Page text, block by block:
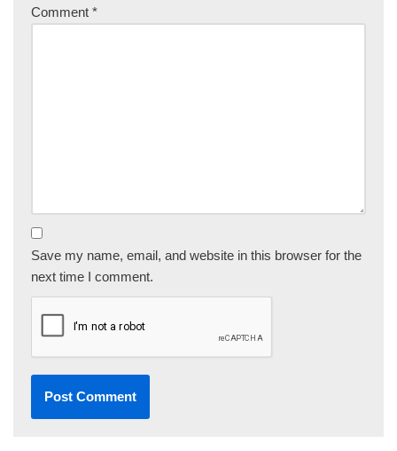
Comment *
Save my name, email, and website in this browser for the
next time I comment.